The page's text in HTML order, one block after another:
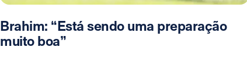
Brahim: “Está sendo uma preparação
muito boa”